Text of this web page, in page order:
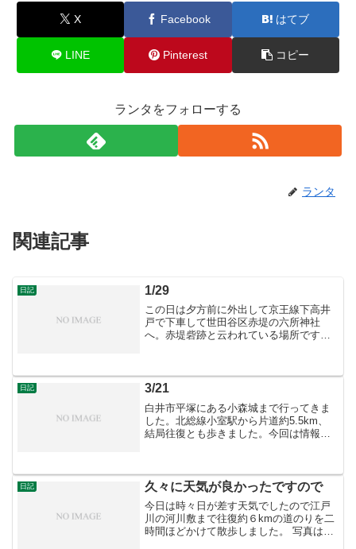
X Facebook はてブ
LINE Pinterest コピー
ランタをフォローする
ランタ
関連記事
日記 1/29
この日は夕方前に外出して京王線下高井
戸で下車して世田谷区赤堤の六所神社
へ。赤堤砦跡と云われている場所です
止まって、頭を下げたのが印象的でし
た。軽く見て回り、参拝後は待ち...
日記 3/21
白井市平塚にある小森城まで行ってきま
した。北総線小室駅から片道約5.5km、
結局往復とも歩きました。今回は情報不
日記 久々に天気が良かったですので
今日は時々日が差す天気でしたので江戸
川の河川敷まで往復約６kmの道のりを二
時間ほどかけて散歩しました。 写真はそ